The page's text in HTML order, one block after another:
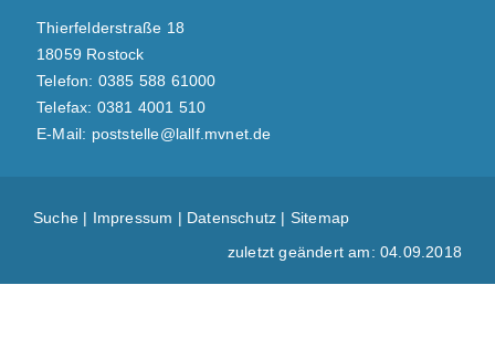
Thierfelderstraße 18
18059 Rostock
Telefon: 0385 588 61000
Telefax: 0381 4001 510
E-Mail: poststelle@lallf.mvnet.de
Suche | Impressum | Datenschutz | Sitemap
zuletzt geändert am: 04.09.2018